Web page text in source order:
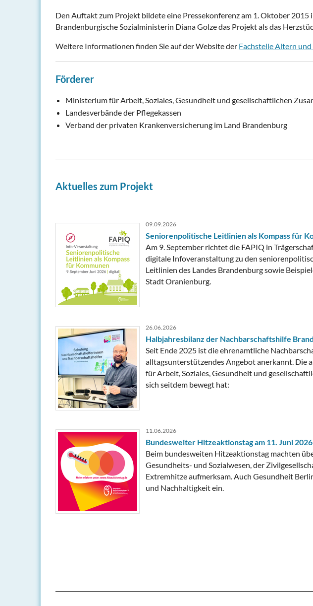
Den Auftakt zum Projekt bildete eine Pressekonferenz am 1. Oktober 2015
Brandenburgische Sozialministerin Diana Golze das Projekt als das
Weitere Informationen finden Sie auf der Website der Fachstelle Altern
Förderer
Ministerium für Arbeit, Soziales, Gesundheit und gesellschaftlichen
Landesverbände der Pflegekassen
Verband der privaten Krankenversicherung im Land Brandenburg
Aktuelles zum Projekt
09.09.2026
Seniorenpolitische Leitlinien als Kompass für
Am 9. September richtet die FAPIQ in
digitale Infoveranstaltung zu den
Leitlinien des Landes Brandenburg sowie
Stadt Oranienburg.
26.06.2026
Halbjahresbilanz der Nachbarschaftshilfe
Seit Ende 2025 ist die ehrenamtliche
alltagsunterstützendes Angebot anerkannt. Die
für Arbeit, Soziales, Gesundheit und
sich seitdem bewegt hat:
11.06.2026
Bundesweiter Hitzeaktionstag am 11. Juni 2026
Beim bundesweiten Hitzeaktionstag machten
Gesundheits- und Sozialwesen, der
Extremhitze aufmerksam. Auch Gesundheit
und Nachhaltigkeit ein.